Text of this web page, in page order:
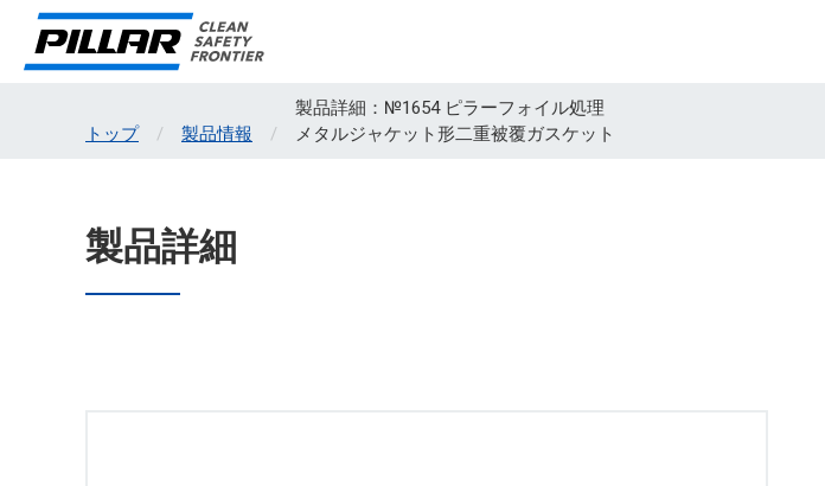
トップ 製品情報
製品詳細：№1654 ピラーフォイル処理
メタルジャケット形二重被覆ガスケット
製品詳細